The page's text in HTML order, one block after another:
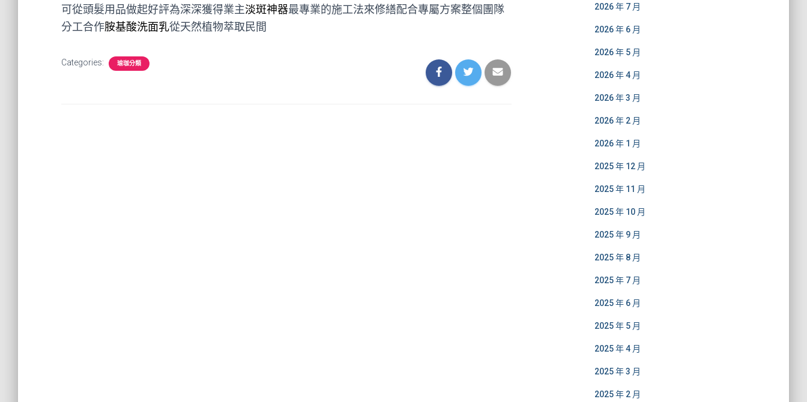
可從頭髮用品做起好評為深深獲得業主淡斑神器最專業的施工法來修繕配合專屬方案整個團隊
分工合作胺基酸洗面乳從天然植物萃取民間
Categories: 瑜珈分類
2026 年 7 月
2026 年 6 月
2026 年 5 月
2026 年 4 月
2026 年 3 月
2026 年 2 月
2026 年 1 月
2025 年 12 月
2025 年 11 月
2025 年 10 月
2025 年 9 月
2025 年 8 月
2025 年 7 月
2025 年 6 月
2025 年 5 月
2025 年 4 月
2025 年 3 月
2025 年 2 月